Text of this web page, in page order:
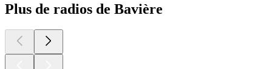
Plus de radios de Bavière